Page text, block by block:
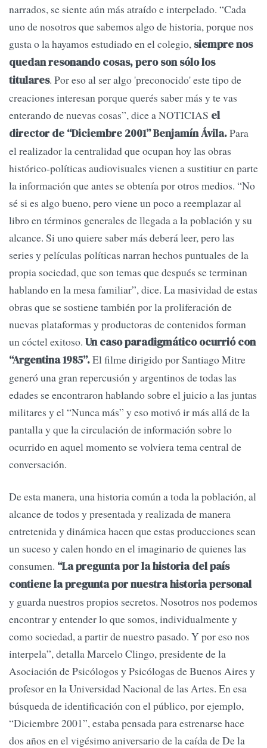
narrados, se siente aún más atraído e interpelado. “Cada
uno de nosotros que sabemos algo de historia, porque nos
gusta o la hayamos estudiado en el colegio, siempre nos
quedan resonando cosas, pero son sólo los
titulares. Por eso al ser algo 'preconocido' este tipo de
creaciones interesan porque querés saber más y te vas
enterando de nuevas cosas”, dice a NOTICIAS el
director de “Diciembre 2001” Benjamín Ávila.Para
el realizador la centralidad que ocupan hoy las obras
histórico-políticas audiovisuales vienen a sustitiur en parte
la información que antes se obtenía por otros medios. “No
sé si es algo bueno, pero viene un poco a reemplazar al
libro en términos generales de llegada a la población y su
alcance. Si uno quiere saber más deberá leer, pero las
series y películas políticas narran hechos puntuales de la
propia sociedad, que son temas que después se terminan
hablando en la mesa familiar”, dice. La masividad de estas
obras que se sostiene también por la proliferación de
nuevas plataformas y productoras de contenidos forman
un cóctel exitoso. Un caso paradigmático ocurrió con
“Argentina 1985”.El filme dirigido por Santiago Mitre
generó una gran repercusión y argentinos de todas las
edades se encontraron hablando sobre el juicio a las juntas
militares y el “Nunca más” y eso motivó ir más allá de la
pantalla y que la circulación de información sobre lo
ocurrido en aquel momento se volviera tema central de
conversación.
De esta manera, una historia común a toda la población, al
alcance de todos y presentada y realizada de manera
entretenida y dinámica hacen que estas producciones sean
un suceso y calen hondo en el imaginario de quienes las
consumen. “La pregunta por la historia del país
contiene la pregunta por nuestra historia personal
y guarda nuestros propios secretos. Nosotros nos podemos
encontrar y entender lo que somos, individualmente y
como sociedad, a partir de nuestro pasado. Y por eso nos
interpela”, detalla Marcelo Clingo, presidente de la
Asociación de Psicólogos y Psicólogas de Buenos Aires y
profesor en la Universidad Nacional de las Artes. En esa
búsqueda de identificación con el público, por ejemplo,
“Diciembre 2001”, estaba pensada para estrenarse hace
dos años en el vigésimo aniversario de la caída de De la